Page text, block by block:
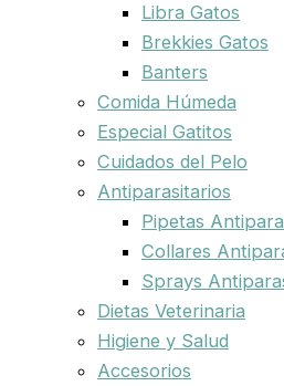
Libra Gatos
Brekkies Gatos
Banters
Comida Húmeda
Especial Gatitos
Cuidados del Pelo
Antiparasitarios
Pipetas
Collares
Sprays
Dietas Veterinaria
Higiene y Salud
Accesorios